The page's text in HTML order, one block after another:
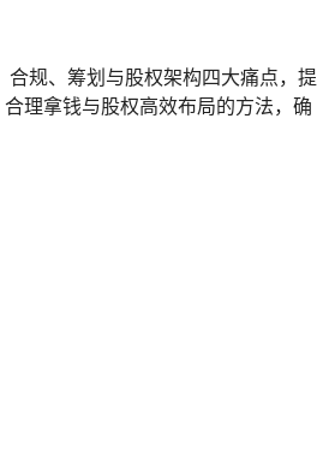
规、筹划与股权架构四大痛点，提
理拿钱与股权高效布局的方法，确